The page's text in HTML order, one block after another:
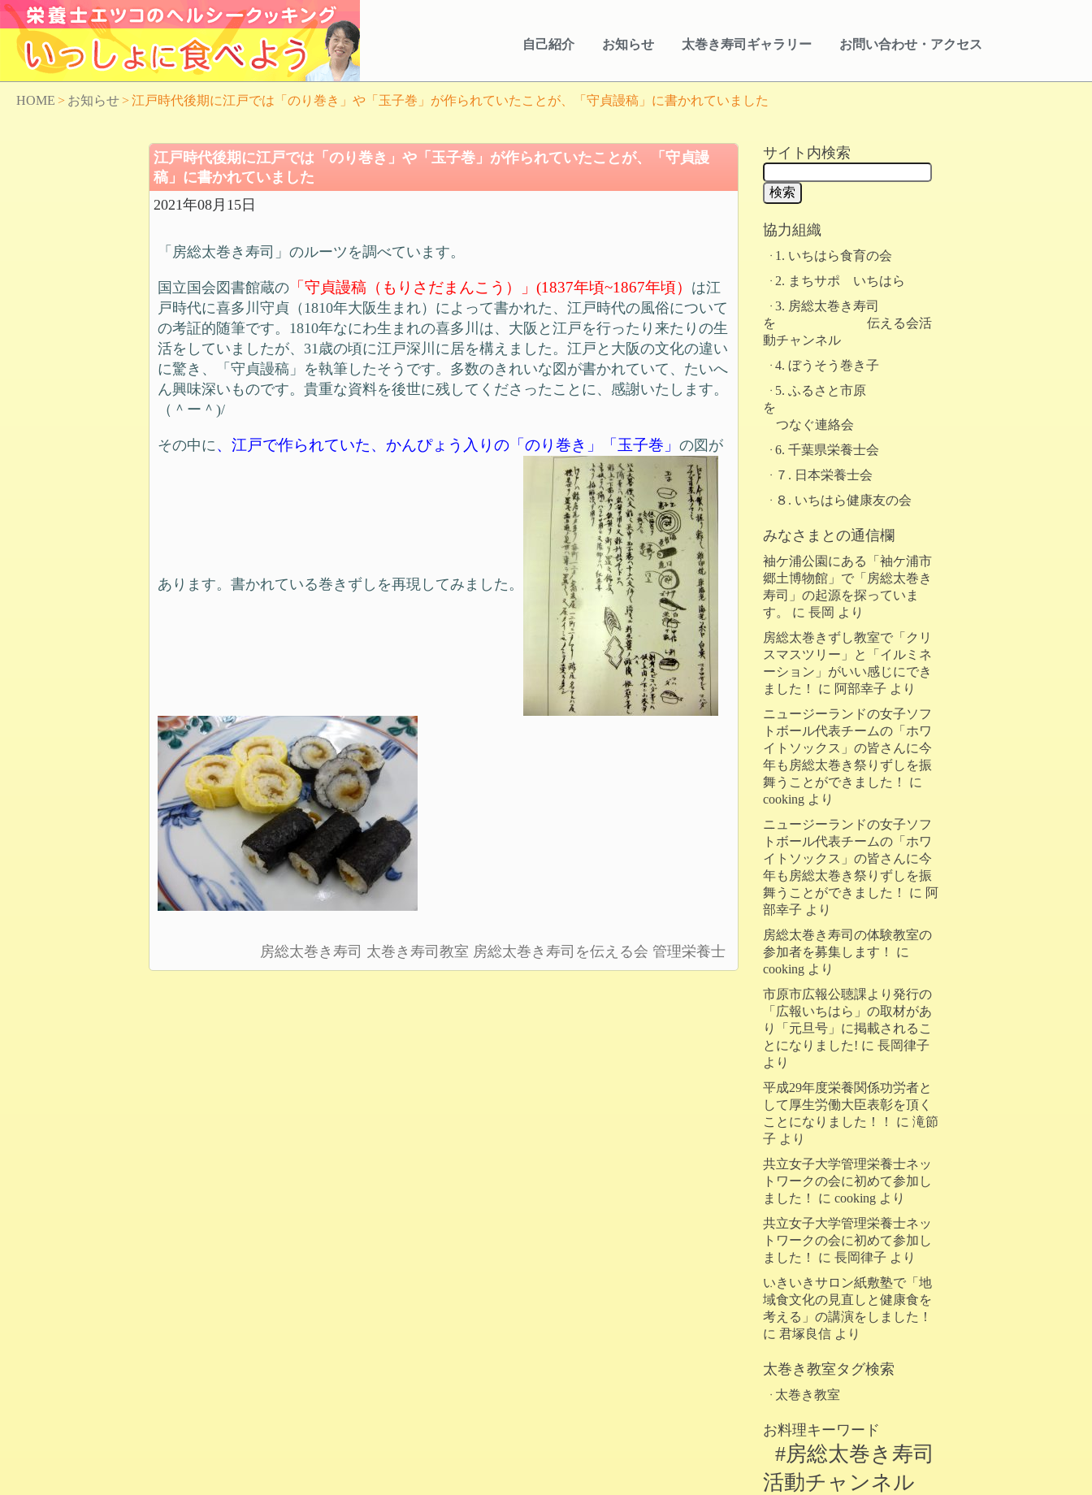
自己紹介 お知らせ 太巻き寿司ギャラリー お問い合わせ・アクセス
HOME > お知らせ>江戸時代後期に江戸では「のり巻き」や「玉子巻」が作られていたことが、「守貞謾稿」に書かれていました
江戸時代後期に江戸では「のり巻き」や「玉子巻」が作られていたことが、「守貞謾
稿」に書かれていました
2021年08月15日
「房総太巻き寿司」のルーツを調べています。
国立国会図書館蔵の 「守貞謾稿（もりさだまんこう）」(1837年頃~1867年頃） は江
戸時代に喜多川守貞（1810年大阪生まれ）によって書かれた、江戸時代の風俗について
の考証的随筆です。1810年なにわ生まれの喜多川は、大阪と江戸を行ったり来たりの生
活をしていましたが、31歳の頃に江戸深川に居を構えました。江戸と大阪の文化の違い
に驚き、「守貞謾稿」を執筆したそうです。多数のきれいな図が書かれていて、たいへ
ん興味深いものです。貴重な資料を後世に残してくださったことに、感謝いたします。
（＾ー＾)/
その中に、江戸で作られていた、かんぴょう入りの「のり巻き」「玉子巻」 の図が
あります。書かれている巻きずしを再現してみました。
房総太巻き寿司 太巻き寿司教室 房総太巻き寿司を伝える会 管理栄養士
サイト内検索
協力組織
1. いちはら食育の会
2. まちサポ いちはら
3. 房総太巻き寿司
を 伝える会活
動チャンネル
4. ぼうそう巻き子
5. ふるさと市原
を
つなぐ連絡会
6. 千葉県栄養士会
７. 日本栄養士会
８. いちはら健康友の会
みなさまとの通信欄
袖ケ浦公園にある「袖ケ浦市
郷土博物館」で「房総太巻き
寿司」の起源を探っていま
す。
に 長岡 より
房総太巻きずし教室で「クリ
スマスツリー」と「イルミネ
ーション」がいい感じにでき
ました！
に 阿部幸子 より
ニュージーランドの女子ソフ
トボール代表チームの「ホワ
イトソックス」の皆さんに今
年も房総太巻き祭りずしを振
舞うことができました！
に
cooking より
ニュージーランドの女子ソフ
トボール代表チームの「ホワ
イトソックス」の皆さんに今
年も房総太巻き祭りずしを振
舞うことができました！
に 阿
部幸子 より
房総太巻き寿司の体験教室の
参加者を募集します！
に
cooking より
市原市広報公聴課より発行の
「広報いちはら」の取材があ
り「元旦号」に掲載されるこ
とになりました! に 長岡律子
より
平成29年度栄養関係功労者と
して厚生労働大臣表彰を頂く
ことになりました！！
に 滝節
子 より
共立女子大学管理栄養士ネッ
トワークの会に初めて参加し
ました！
に cooking より
共立女子大学管理栄養士ネッ
トワークの会に初めて参加し
ました！
に 長岡律子 より
いきいきサロン紙敷塾で「地
域食文化の見直しと健康食を
考える」の講演をしました！
に 君塚良信 より
太巻き教室タグ検索
太巻き教室
お料理キーワード
#房総太巻き寿司
活動チャンネル